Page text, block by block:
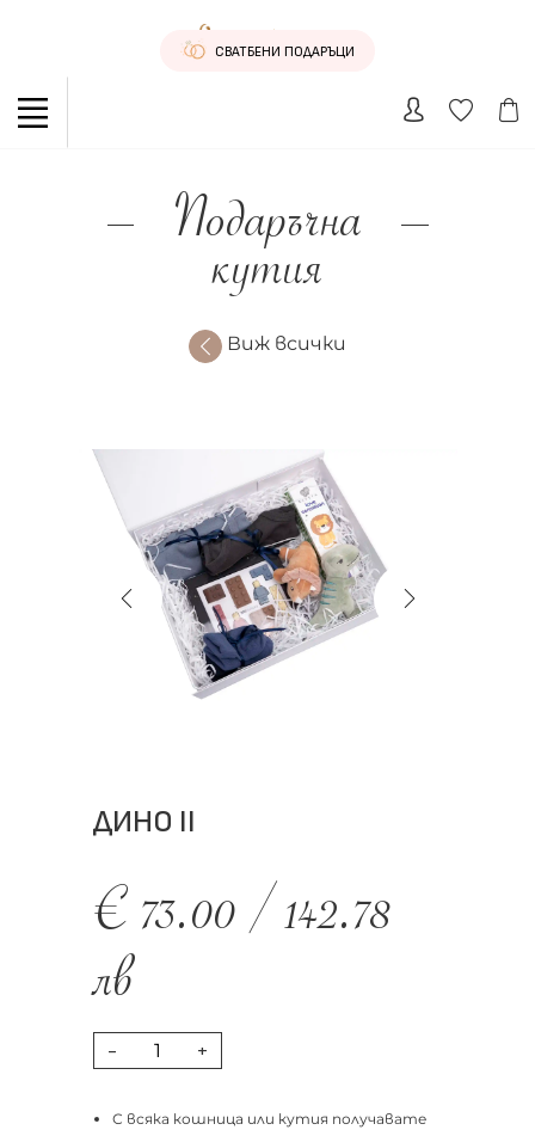
СВАТБЕНИ ПОДАРЪЦИ
ДИНО II
€73.00/142.78
лв
- +
С всяка кошница или кутия получавате
Подаръчна
кутия
Виж всички